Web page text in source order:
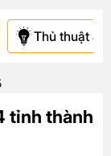
Thủ thuật &
tỉnh thành